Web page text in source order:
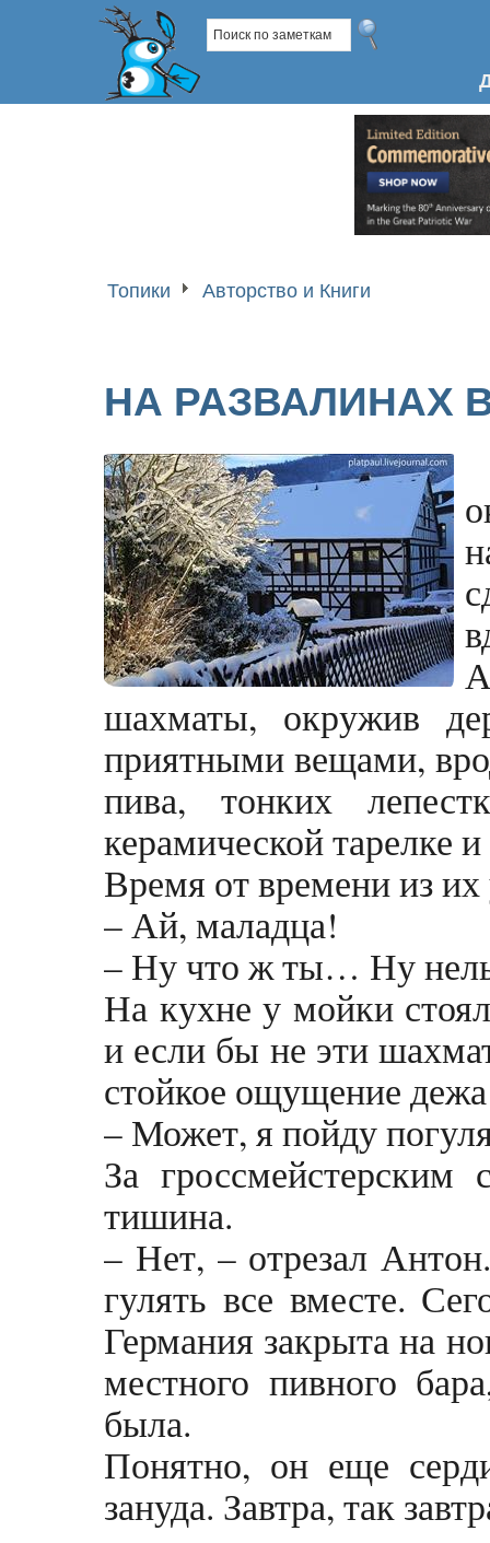
Топики Авторство и Книги
НА РАЗВАЛИНАХ
шахматы, окружив
приятными вещами,
пива, тонких
керамической тарелке
Время от времени из их
– Ай, маладца!
– Ну что ж ты… Ну
На кухне у мойки
и если бы не эти
стойкое ощущение
– Может, я пойду
За гроссмейстерским
тишина.
– Нет, – отрезал
гулять все вместе.
Германия закрыта на
местного пивного
была.
Понятно, он еще
зануда. Завтра, так